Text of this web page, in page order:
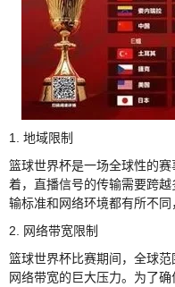
1. 地域限制
篮球世界杯是一场全球性的
着，直播信号的传输需要跨
输标准和网络环境都有所不同
2. 网络带宽限制
篮球世界杯比赛期间，全球
网络带宽的巨大压力。为了